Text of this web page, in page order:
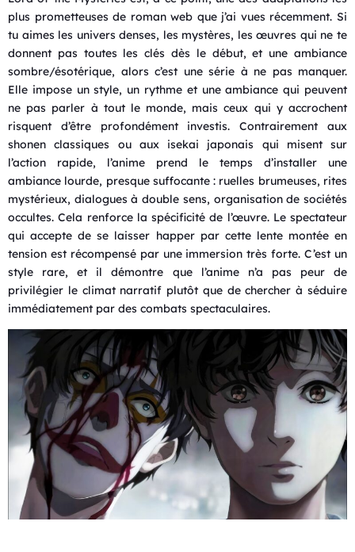
plus prometteuses de roman web que j’ai vues récemment. Si
tu aimes les univers denses, les mystères, les œuvres qui ne te
donnent pas toutes les clés dès le début, et une ambiance
sombre/ésotérique, alors c’est une série à ne pas manquer.
Elle impose un style, un rythme et une ambiance qui peuvent
ne pas parler à tout le monde, mais ceux qui y accrochent
risquent d’être profondément investis. Contrairement aux
shonen classiques ou aux isekai japonais qui misent sur
l’action rapide, l’anime prend le temps d’installer une
ambiance lourde, presque suffocante : ruelles brumeuses, rites
mystérieux, dialogues à double sens, organisation de sociétés
occultes. Cela renforce la spécificité de l’œuvre. Le spectateur
qui accepte de se laisser happer par cette lente montée en
tension est récompensé par une immersion très forte. C’est un
style rare, et il démontre que l’anime n’a pas peur de
privilégier le climat narratif plutôt que de chercher à séduire
immédiatement par des combats spectaculaires.